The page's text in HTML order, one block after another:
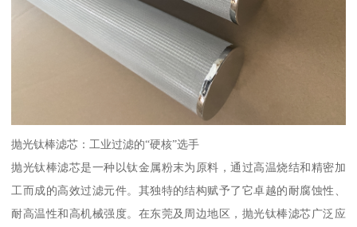
抛光钛棒滤芯：工业过滤的“硬核”选手
抛光钛棒滤芯是一种以钛金属粉末为原料，通过高温烧结和精密加
工而成的高效过滤元件。其独特的结构赋予了它卓越的耐腐蚀性、
耐高温性和高机械强度。在东莞及周边地区，抛光钛棒滤芯广泛应